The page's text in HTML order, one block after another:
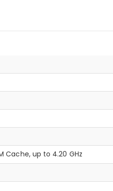
Cache, up to 4.20 GHz